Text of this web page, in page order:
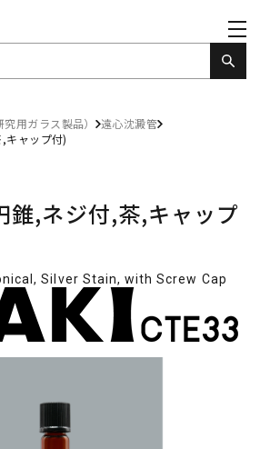
用ガラス製品）
遠心沈澱管
キャップ付)
錐,ネジ付,茶,キャップ
Silver Stain, with Screw Cap